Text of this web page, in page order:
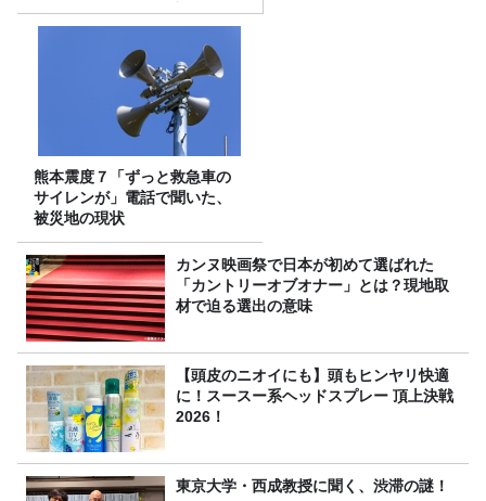
ンズフィジークの魅力！！
熊本震度７「ずっと救急車の
サイレンが」電話で聞いた、
被災地の現状
カンヌ映画祭で日本が初めて選ばれた
「カントリーオブオナー」とは？現地取
材で迫る選出の意味
【頭皮のニオイにも】頭もヒンヤリ快適
に！スースー系ヘッドスプレー 頂上決戦
2026！
東京大学・西成教授に聞く、渋滞の謎！